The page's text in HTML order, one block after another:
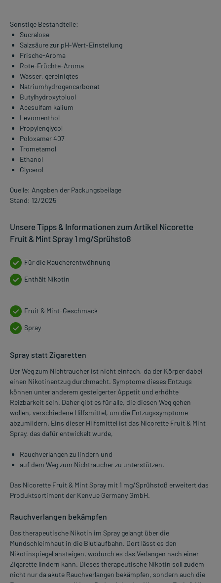
Sonstige Bestandteile:
Sucralose
Salzsäure zur pH-Wert-Einstellung
Frische-Aroma
Rote-Früchte-Aroma
Wasser, gereinigtes
Natriumhydrogencarbonat
Butylhydroxytoluol
Acesulfam kalium
Levomenthol
Propylenglycol
Poloxamer 407
Trometamol
Ethanol
Glycerol
Quelle: Angaben der Packungsbeilage
Stand: 12/2025
Unsere Tipps & Informationen zum Artikel Nicorette
Fruit & Mint Spray 1 mg/Sprühstoß
Für die Raucherentwöhnung
Enthält Nikotin
Fruit & Mint-Geschmack
Spray
Spray statt Zigaretten
Der Weg zum Nichtraucher ist nicht einfach, da der Körper dabei
einen Nikotinentzug durchmacht. Symptome dieses Entzugs
können unter anderem gesteigerter Appetit und erhöhte
Reizbarkeit sein. Daher gibt es für alle, die diesen Weg gehen
wollen, verschiedene Hilfsmittel, um die Entzugssymptome
abzumildern. Eins dieser Hilfsmittel ist das Nicorette Fruit & Mint
Spray, das dafür entwickelt wurde,
Rauchverlangen zu lindern und
auf dem Weg zum Nichtraucher zu unterstützen.
Das Nicorette Fruit & Mint Spray mit 1 mg/Sprühstoß erweitert das
Produktsortiment der Kenvue Germany GmbH.
Rauchverlangen bekämpfen
Das therapeutische Nikotin im Spray gelangt über die
Mundschleimhaut in die Blutlaufbahn. Dort lässt es den
Nikotinspiegel ansteigen, wodurch es das Verlangen nach einer
Zigarette lindern kann. Dieses therapeutische Nikotin soll zudem
nicht nur da akute Rauchverlangen bekämpfen, sondern auch die